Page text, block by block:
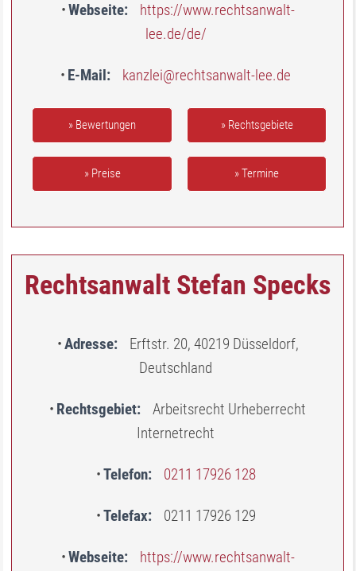
Webseite
https://www.rechtsanwalt-
lee.de/de/
E-Mail kanzlei@rechtsanwalt-lee.de
» Bewertungen » Rechtsgebiete
» Preise » Termine
Rechtsanwalt Stefan Specks
Adresse
Erftstr. 20, 40219 Düsseldorf,
Deutschland
Rechtsgebiet
Arbeitsrecht Urheberrecht
Internetrecht
Telefon 0211 17926 128
Telefax 0211 17926 129
Webseite
https://www.rechtsanwalt-